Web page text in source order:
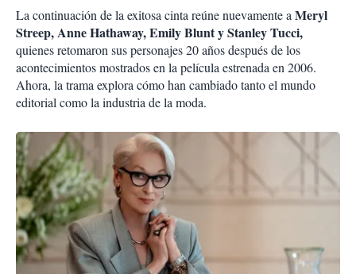
La continuación de la exitosa cinta reúne nuevamente aMeryl
Streep, Anne Hathaway, Emily Blunt y Stanley Tucci,
quienes retomaron sus personajes 20 años después de los
acontecimientos mostrados en la película estrenada en 2006.
Ahora, la trama explora cómo han cambiado tanto el mundo
editorial como la industria de la moda.